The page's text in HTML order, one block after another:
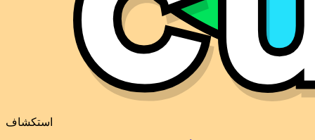
استكشاف